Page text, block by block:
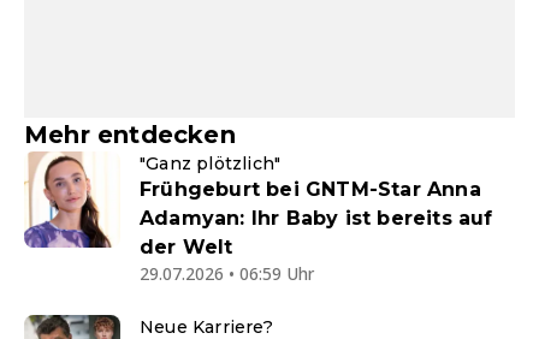
Mehr entdecken
"Ganz plötzlich"
Frühgeburt bei GNTM-Star Anna
Adamyan: Ihr Baby ist bereits auf
der Welt
29.07.2026 • 06:59 Uhr
Neue Karriere?